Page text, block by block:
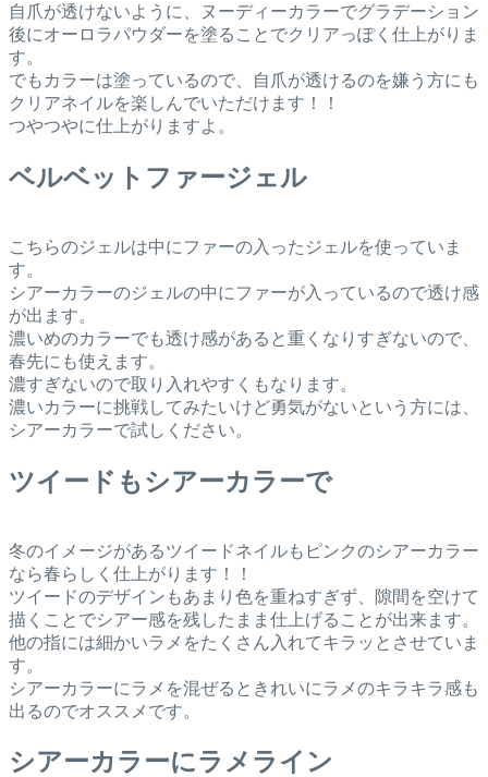
自爪が透けないように、ヌーディーカラーでグラデーション
後にオーロラパウダーを塗ることでクリアっぽく仕上がりま
す。
でもカラーは塗っているので、自爪が透けるのを嫌う方にも
クリアネイルを楽しんでいただけます！！
つやつやに仕上がりますよ。
ベルベットファージェル
こちらのジェルは中にファーの入ったジェルを使っていま
す。
シアーカラーのジェルの中にファーが入っているので透け感
が出ます。
濃いめのカラーでも透け感があると重くなりすぎないので、
春先にも使えます。
濃すぎないので取り入れやすくもなります。
濃いカラーに挑戦してみたいけど勇気がないという方には、
シアーカラーで試しください。
ツイードもシアーカラーで
冬のイメージがあるツイードネイルもピンクのシアーカラー
なら春らしく仕上がります！！
ツイードのデザインもあまり色を重ねすぎず、隙間を空けて
描くことでシアー感を残したまま仕上げることが出来ます。
他の指には細かいラメをたくさん入れてキラッとさせていま
す。
シアーカラーにラメを混ぜるときれいにラメのキラキラ感も
出るのでオススメです。
シアーカラーにラメライン